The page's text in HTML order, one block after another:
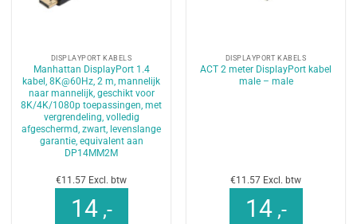
DISPLAYPORT KABELS
Manhattan DisplayPort 1.4
kabel, 8K@60Hz, 2 m, mannelijk
naar mannelijk, geschikt voor
8K/4K/1080p toepassingen, met
vergrendeling, volledig
afgeschermd, zwart, levenslange
garantie, equivalent aan
DP14MM2M
€11.57 Excl. btw
14,-
DISPLAYPORT KABELS
ACT 2 meter DisplayPort kabel
male – male
€11.57 Excl. btw
14,-